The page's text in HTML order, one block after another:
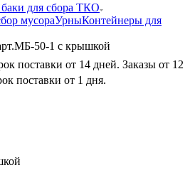
для сбора ТКО
мусораУрныКонтейнеры для
50-1 с крышкой
поставки от 14 дней. Заказы от 12
поставки от 1 дня.